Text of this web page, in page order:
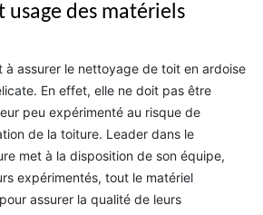
des matériels
à assurer le nettoyage de toit en ardoise
En effet, elle ne doit pas être
peu expérimenté au risque de
de la toiture. Leader dans le
met à la disposition de son équipe,
expérimentés, tout le matériel
assurer la qualité de leurs